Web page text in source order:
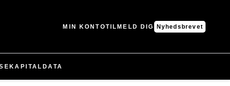
MIN KONTOTILMELD DIG Nyhedsbrevet
KAPITAL DATA